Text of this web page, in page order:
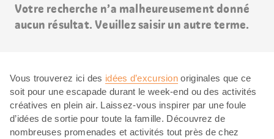
Votre recherche n’a malheureusement donné
aucun résultat. Veuillez saisir un autre terme.
Vous trouverez ici des idées d’excursion originales que ce
soit pour une escapade durant le week-end ou des activités
créatives en plein air. Laissez-vous inspirer par une foule
d’idées de sortie pour toute la famille. Découvrez de
nombreuses promenades et activités tout près de chez